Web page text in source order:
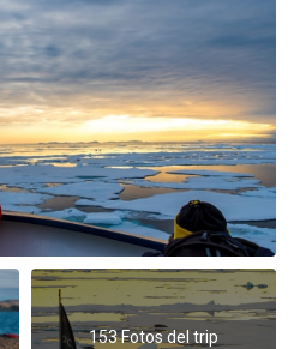
153 Fotos del trip